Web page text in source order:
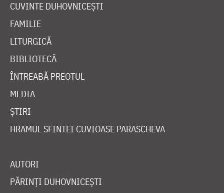
CUVINTE DUHOVNICEȘTI
FAMILIE
LITURGICĂ
BIBLIOTECĂ
ÎNTREABĂ PREOTUL
MEDIA
ȘTIRI
HRAMUL SFINTEI CUVIOASE PARASCHEVA
AUTORI
PĂRINȚI DUHOVNICEȘTI